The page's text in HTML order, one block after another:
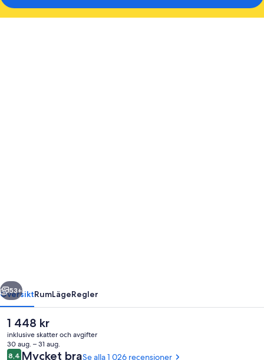
Nästa
53+
ÖversiktRumLägeRegler
Det
nuvarande
priset
är
1 448 kr
inklusive skatter och avgifter
30 aug. – 31 aug.
Recensioner
8,4 Mycket braSe alla 1 026 recensioner